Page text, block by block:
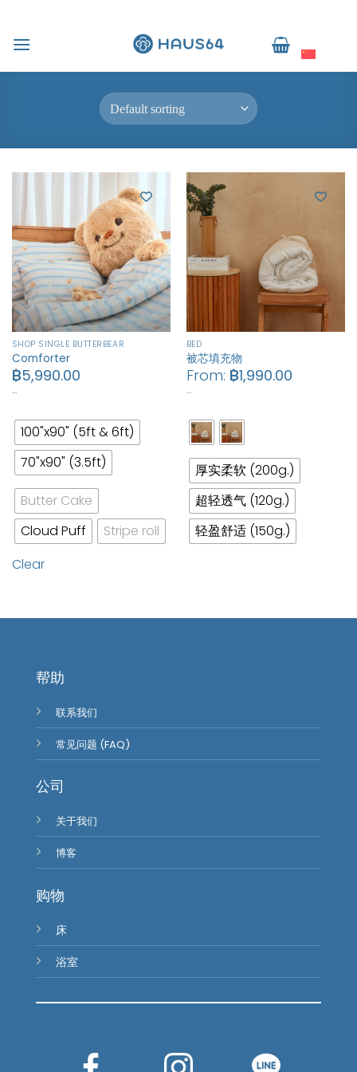
容
SHOP SINGLE BUTTERBEAR
Comforter
฿5,990.00
…
100"x90" (5ft & 6ft)
70"x90" (3.5ft)
Butter Cake
Cloud Puff
Stripe roll
Clear
BED
被芯填充物
From: ฿1,990.00
…
厚实柔软 (200g.)
超轻透气 (120g.)
轻盈舒适 (150g.)
帮助
联系我们
常见问题 (FAQ)
公司
关于我们
博客
购物
床
浴室